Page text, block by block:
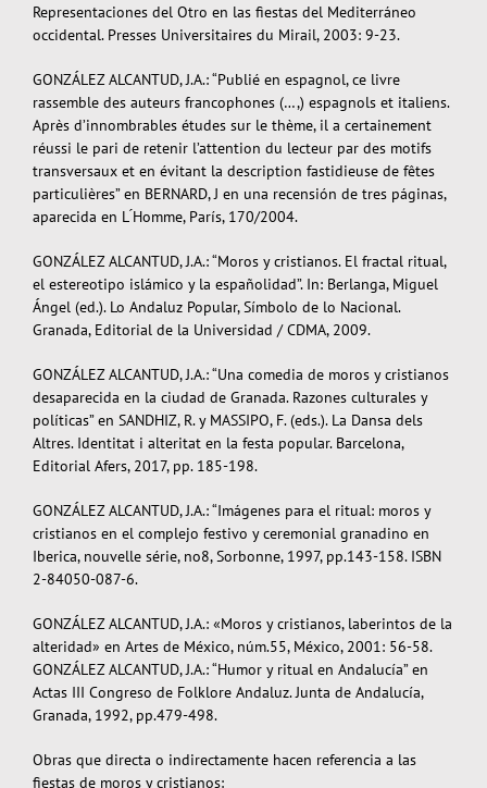
Representaciones del Otro en las fiestas del Mediterráneo
occidental. Presses Universitaires du Mirail, 2003: 9-23.
GONZÁLEZ ALCANTUD, J.A.: “Publié en espagnol, ce livre
rassemble des auteurs francophones (…,) espagnols et italiens.
Après d’innombrables études sur le thème, il a certainement
réussi le pari de retenir l’attention du lecteur par des motifs
transversaux et en évitant la description fastidieuse de fêtes
particulières” en BERNARD, J en una recensión de tres páginas,
aparecida en L ́Homme, París, 170/2004.
GONZÁLEZ ALCANTUD, J.A.: “Moros y cristianos. El fractal ritual,
el estereotipo islámico y la españolidad”. In: Berlanga, Miguel
Ángel (ed.). Lo Andaluz Popular, Símbolo de lo Nacional.
Granada, Editorial de la Universidad / CDMA, 2009.
GONZÁLEZ ALCANTUD, J.A.: “Una comedia de moros y cristianos
desaparecida en la ciudad de Granada. Razones culturales y
políticas” en SANDHIZ, R. y MASSIPO, F. (eds.). La Dansa dels
Altres. Identitat i alteritat en la festa popular. Barcelona,
Editorial Afers, 2017, pp. 185-198.
GONZÁLEZ ALCANTUD, J.A.: “Imágenes para el ritual: moros y
cristianos en el complejo festivo y ceremonial granadino en
Iberica, nouvelle série, no8, Sorbonne, 1997, pp.143-158. ISBN
2-84050-087-6.
GONZÁLEZ ALCANTUD, J.A.: «Moros y cristianos, laberintos de la
alteridad» en Artes de México, núm.55, México, 2001: 56-58.
GONZÁLEZ ALCANTUD, J.A.: “Humor y ritual en Andalucía” en
Actas III Congreso de Folklore Andaluz. Junta de Andalucía,
Granada, 1992, pp.479-498.
Obras que directa o indirectamente hacen referencia a las
fiestas de moros y cristianos: